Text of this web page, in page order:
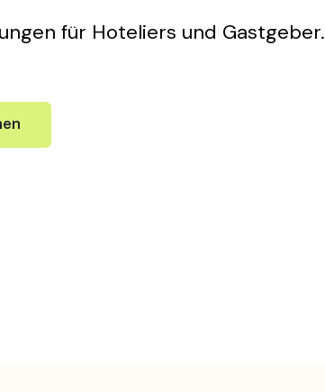
für Hoteliers und Gastgeber.